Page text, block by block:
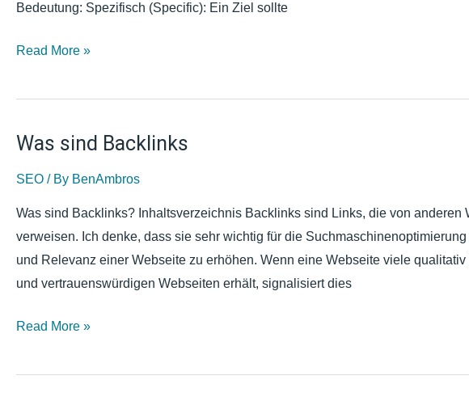
Bedeutung: Spezifisch (Specific): Ein Ziel sollte
Read More »
Was sind Backlinks
SEO / By BenAmbros
Was sind Backlinks? Inhaltsverzeichnis Backlinks sind Links, die von anderen
verweisen. Ich denke, dass sie sehr wichtig für die
und Relevanz einer Webseite zu erhöhen. Wenn eine Webseite viele
und vertrauenswürdigen Webseiten erhält, signalisiert dies
Was
Backlinks
Read More »